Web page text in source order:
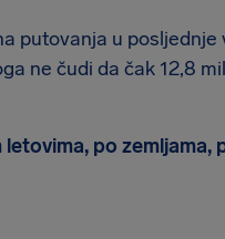
putovanja u
ne čudi da čak 12,8
po zemljama,